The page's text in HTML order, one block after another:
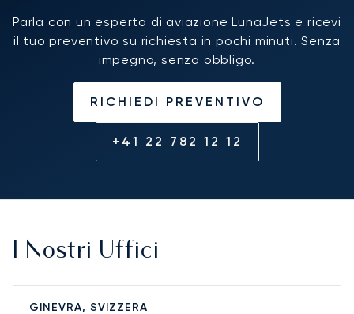
Parla con un esperto di aviazione LunaJets e ricevi
il tuo preventivo su richiesta in pochi minuti. Senza
impegno, senza obbligo.
RICHIEDI PREVENTIVO
+41 22 782 12 12
I Nostri Uffici
GINEVRA, SVIZZERA